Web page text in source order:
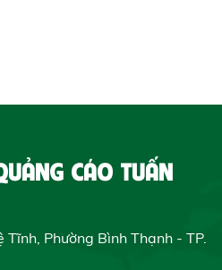
CÁO TUẤN
Phường Bình Thạnh - TP.